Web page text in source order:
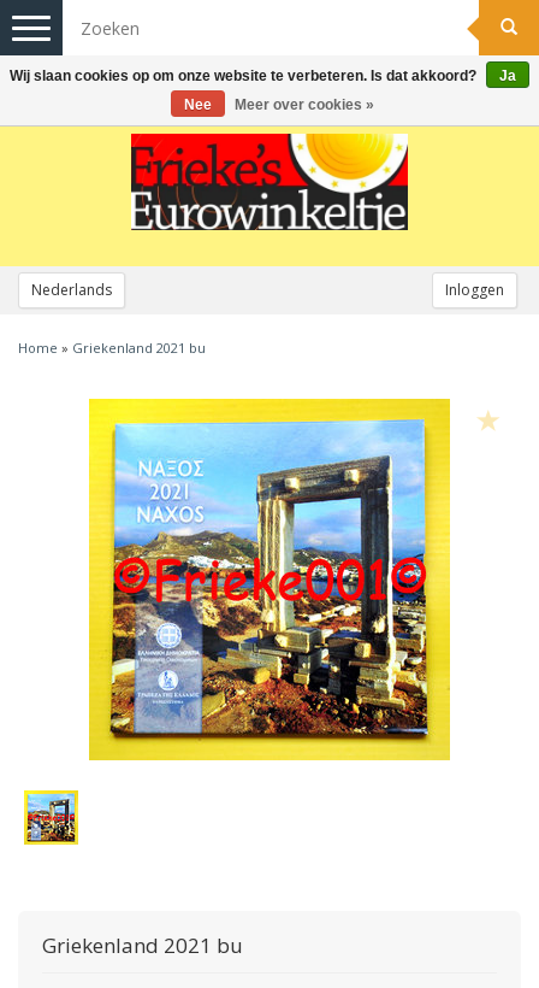
Nederlands Inloggen
Toggle
navigation
Home » Griekenland 2021 bu
Griekenland 2021 bu
Wij slaan cookies op om onze website te verbeteren. Is dat akkoord?
Ja
Nee
Meer over cookies »